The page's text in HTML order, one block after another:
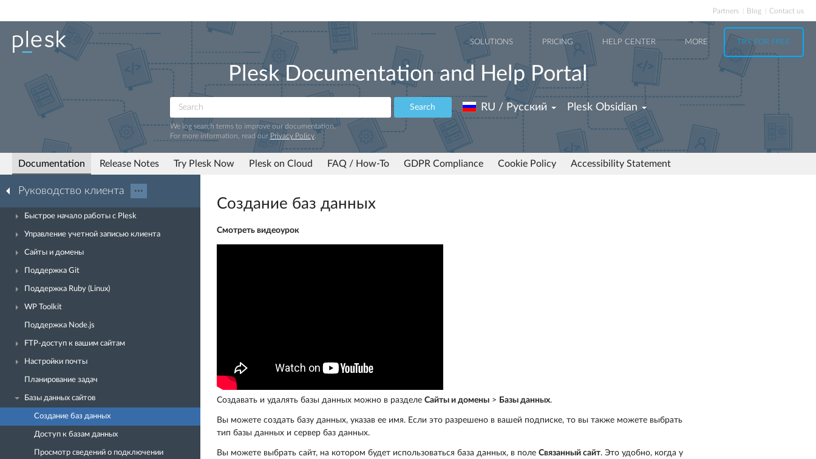
Partners Blog Contact us
SOLUTIONS PRICING HELP CENTER MORE TRY FOR FREE
Plesk Documentation and Help Portal
Search
We log search terms to improve our documentation.
For more information, read our Privacy Policy.
RU / Русский Plesk Obsidian
Documentation Release Notes Try Plesk Now Plesk on Cloud FAQ / How-To GDPR Compliance Cookie Policy Accessibility Statement
Руководство клиента ···
Быстрое начало работы с Plesk
Управление учетной записью клиента
Сайты и домены
Поддержка Git
Поддержка Ruby (Linux)
WP Toolkit
Поддержка Node.js
FTP-доступ к вашим сайтам
Настройки почты
Планирование задач
Базы данных сайтов
Создание баз данных
Доступ к базам данных
Просмотр сведений о подключении
Создание баз данных
Смотреть видеоурок
Создавать и удалять базы данных можно в разделе Сайты и домены > Базы данных.
Вы можете создать базу данных, указав ее имя. Если это разрешено в вашей подписке, то вы также можете выбрать
тип базы данных и сервер баз данных.
Вы можете выбрать сайт, на котором будет использоваться база данных, в поле Связанный сайт. Это удобно, когда у